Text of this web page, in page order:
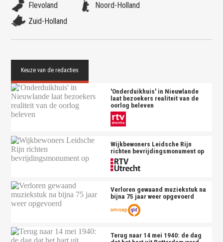
Flevoland
Noord-Holland
Zuid-Holland
'Onderduikhuis' in Nieuwlande
laat bezoekers realiteit van de
oorlog beleven
Wijkbewoners Leidsche Rijn
richten bevrijdingsmonument op
Verloren gewaand muziekstuk na
bijna 75 jaar weer opgevoerd
Terug naar 14 mei 1940: de dag